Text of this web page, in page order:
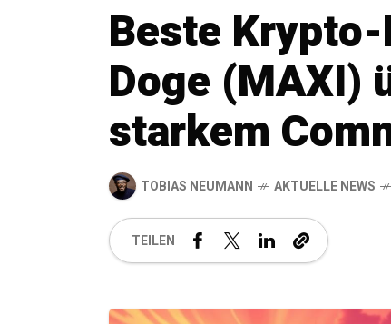
Beste
Doge (MAXI)
starkem
TOBIAS NEUMANN AKTUELLE NEWS
TEILEN